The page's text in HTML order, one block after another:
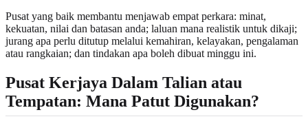
Pusat yang baik membantu menjawab empat perkara: minat,
kekuatan, nilai dan batasan anda; laluan mana realistik untuk dikaji;
jurang apa perlu ditutup melalui kemahiran, kelayakan, pengalaman
atau rangkaian; dan tindakan apa boleh dibuat minggu ini.
Pusat Kerjaya Dalam Talian atau
Tempatan: Mana Patut Digunakan?